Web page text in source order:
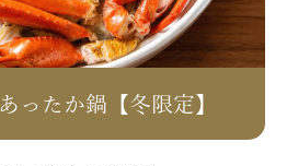
ったか鍋【冬限定】